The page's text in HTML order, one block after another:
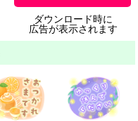
ダウンロード時に
広告が表示されます